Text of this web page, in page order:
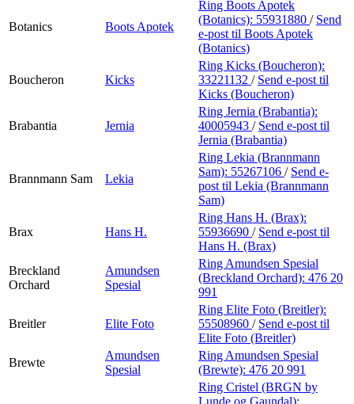
Botanics Boots Apotek
Ring Boots Apotek
(Botanics): 55931880 / Send
e-post til Boots Apotek
(Botanics)
Boucheron Kicks
Ring Kicks (Boucheron):
33221132 / Send e-post til
Kicks (Boucheron)
Brabantia Jernia
Ring Jernia (Brabantia):
40005943 / Send e-post til
Jernia (Brabantia)
Brannmann Sam Lekia
Ring Lekia (Brannmann
Sam): 55267106 / Send e-
post til Lekia (Brannmann
Sam)
Brax Hans H.
Ring Hans H. (Brax):
55936690 / Send e-post til
Hans H. (Brax)
Breckland
Orchard
Amundsen
Spesial
Ring Amundsen Spesial
(Breckland Orchard): 476 20
991
Breitler Elite Foto
Ring Elite Foto (Breitler):
55508960 / Send e-post til
Elite Foto (Breitler)
Brewte
Amundsen
Spesial
Ring Amundsen Spesial
(Brewte): 476 20 991
Ring Cristel (BRGN by
Lunde og Gaundal):